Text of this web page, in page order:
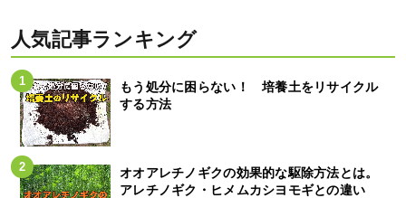
人気記事ランキング
もう処分に困らない！ 培養土をリサイクル
する方法
オオアレチノギクの効果的な駆除方法とは。
アレチノギク・ヒメムカシヨモギとの違い